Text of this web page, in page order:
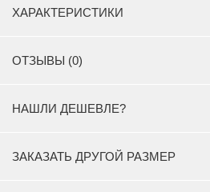
ХАРАКТЕРИСТИКИ
ОТЗЫВЫ (0)
НАШЛИ ДЕШЕВЛЕ?
ЗАКАЗАТЬ ДРУГОЙ РАЗМЕР